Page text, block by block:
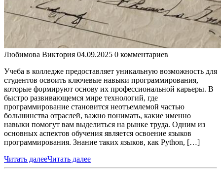
Любимова Виктория 04.09.2025 0 комментариев
Учеба в колледже предоставляет уникальную возможность для
студентов освоить ключевые навыки программирования,
которые формируют основу их профессиональной карьеры. В
быстро развивающемся мире технологий, где
программирование становится неотъемлемой частью
большинства отраслей, важно понимать, какие именно
навыки помогут вам выделиться на рынке труда. Одним из
основных аспектов обучения является освоение языков
программирования. Знание таких языков, как Python, […]
Читать далееЧитать далее